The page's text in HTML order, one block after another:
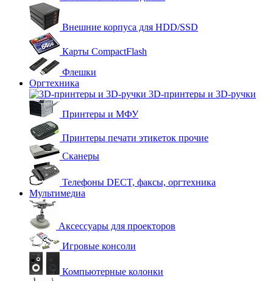
Внешние корпуса для HDD/SSD
Карты CompactFlash
Флешки
Оргтехника
3D-принтеры и 3D-ручки
Принтеры и МФУ
Принтеры печати этикеток прочие
Сканеры
Телефоны DECT, факсы, оргтехника
Мультимедиа
Аксессуары для проекторов
Игровые консоли
Компьютерные колонки